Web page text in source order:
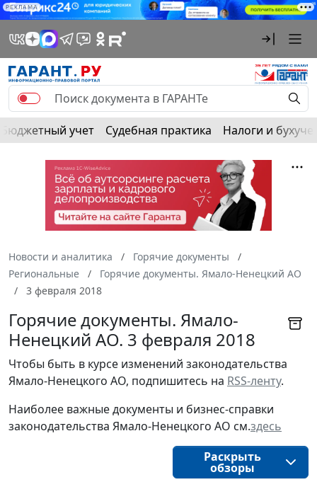
РЕКЛАМА
Бюджетный учет Судебная практика Налоги и
Новости и аналитика
Горячие документы
Региональные
Горячие документы. Ямало-Ненецкий АО
3 февраля 2018
Горячие документы. Ямало-
Ненецкий АО. 3 февраля 2018
Чтобы быть в курсе изменений законодательства
Ямало-Ненецкого АО, подпишитесь на RSS-ленту.
Наиболее важные документы и бизнес-справки
законодательства Ямало-Ненецкого АО см.здесь
Раскрыть
обзоры